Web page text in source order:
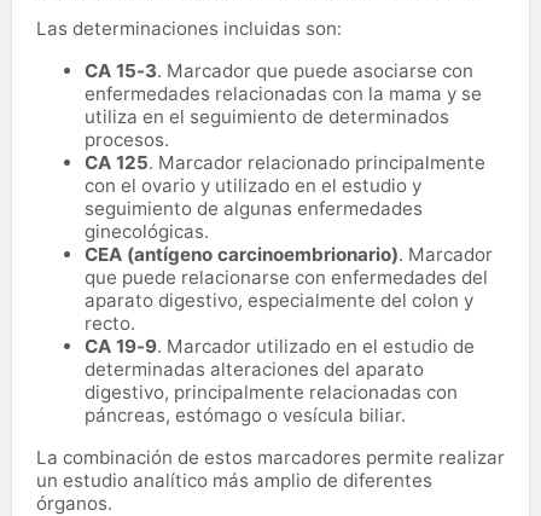
Las determinaciones incluidas son:
CA 15-3. Marcador que puede asociarse con
enfermedades relacionadas con la mama y se
utiliza en el seguimiento de determinados
procesos.
CA 125. Marcador relacionado principalmente
con el ovario y utilizado en el estudio y
seguimiento de algunas enfermedades
ginecológicas.
CEA (antígeno carcinoembrionario). Marcador
que puede relacionarse con enfermedades del
aparato digestivo, especialmente del colon y
recto.
CA 19-9. Marcador utilizado en el estudio de
determinadas alteraciones del aparato
digestivo, principalmente relacionadas con
páncreas, estómago o vesícula biliar.
La combinación de estos marcadores permite realizar
un estudio analítico más amplio de diferentes
órganos.